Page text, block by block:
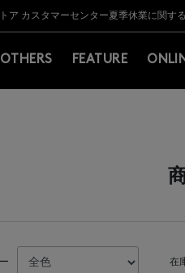
会員のお客様は11,000円（税込）以上
季休業に伴う出荷一時停止のお知らせ
トア カスタマーセンター夏季休業に関す
に伴う返品・交換承り一時停止のお知
を中心とした地震の影響によるお荷物の
【開催中】SUMMER SALEのご案内・ご
会員のお客様は11,000円（税込）以上
季休業に伴う出荷一時停止のお知らせ
OTHERS FEATURE
在